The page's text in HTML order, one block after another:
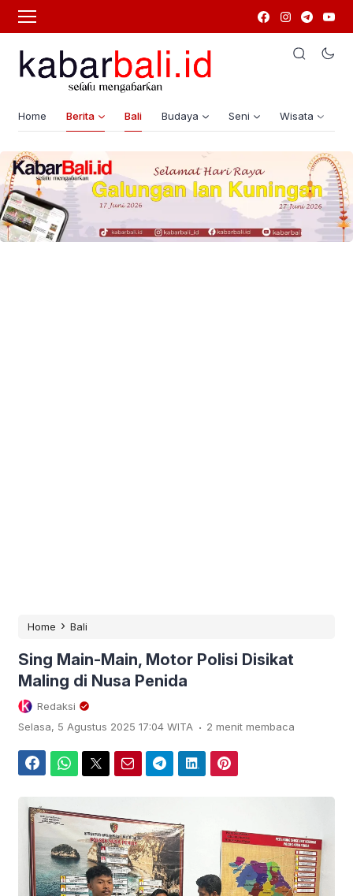
Home Berita Bali Budaya Seni Wisata
Home › Bali
Sing Main-Main, Motor Polisi Disikat
Maling di Nusa Penida
Redaksi
Selasa, 5 Agustus 2025 17:04 WITA . 2 menit membaca